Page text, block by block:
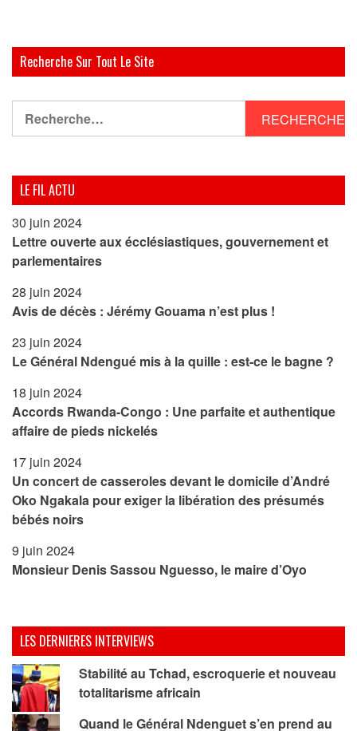
Recherche Sur Tout Le Site
LE FIL ACTU
30 juin 2024
Lettre ouverte aux écclésiastiques, gouvernement et
parlementaires
28 juin 2024
Avis de décès : Jérémy Gouama n’est plus !
23 juin 2024
Le Général Ndengué mis à la quille : est-ce le bagne ?
18 juin 2024
Accords Rwanda-Congo : Une parfaite et authentique
affaire de pieds nickelés
17 juin 2024
Un concert de casseroles devant le domicile d’André
Oko Ngakala pour exiger la libération des présumés
bébés noirs
9 juin 2024
Monsieur Denis Sassou Nguesso, le maire d’Oyo
LES DERNIERES INTERVIEWS
Stabilité au Tchad, escroquerie et nouveau
totalitarisme africain
Quand le Général Ndenguet s’en prend au